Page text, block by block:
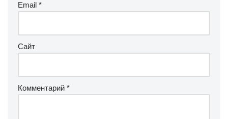
Email *
Сайт
Комментарий *